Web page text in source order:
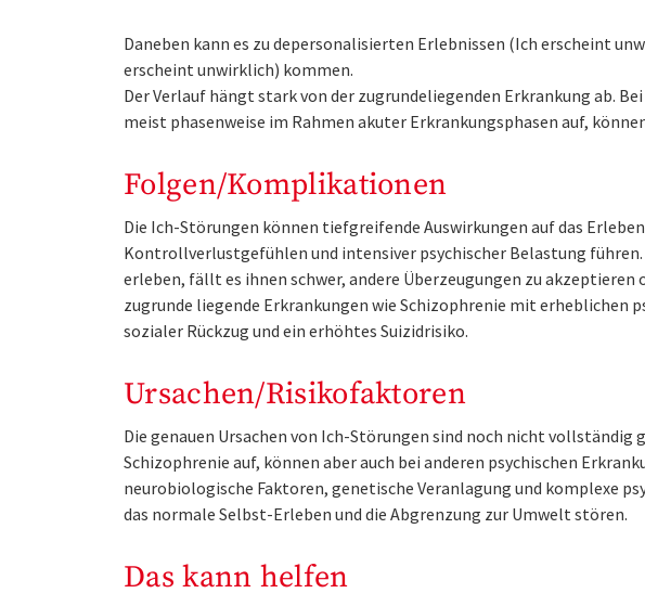
Daneben kann es zu depersonalisierten Erlebnissen (Ich erscheint
erscheint unwirklich) kommen.
Der Verlauf hängt stark von der zugrundeliegenden Erkrankung ab.
meist phasenweise im Rahmen akuter Erkrankungsphasen auf,
Folgen/Komplikationen
Die Ich-Störungen können tiefgreifende Auswirkungen auf das
Kontrollverlustgefühlen und intensiver psychischer Belastung
erleben, fällt es ihnen schwer, andere Überzeugungen zu
zugrunde liegende Erkrankungen wie Schizophrenie mit erheblichen
sozialer Rückzug und ein erhöhtes Suizidrisiko.
Ursachen/Risikofaktoren
Die genauen Ursachen von Ich-Störungen sind noch nicht
Schizophrenie auf, können aber auch bei anderen psychischen
neurobiologische Faktoren, genetische Veranlagung und komplexe
das normale Selbst-Erleben und die Abgrenzung zur Umwelt stören.
Das kann helfen